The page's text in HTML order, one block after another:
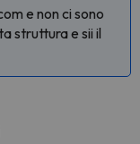
e non ci sono
struttura e sii il